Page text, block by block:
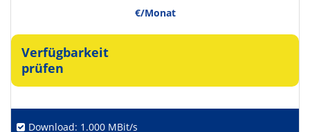
€/Monat
Verfügbarkeit
prüfen
Download: 1.000 MBit/s